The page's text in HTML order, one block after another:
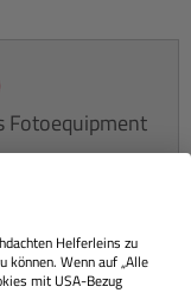
Fotoequipment
Helferleins zu
können. Wenn auf „Alle
mit USA-Bezug